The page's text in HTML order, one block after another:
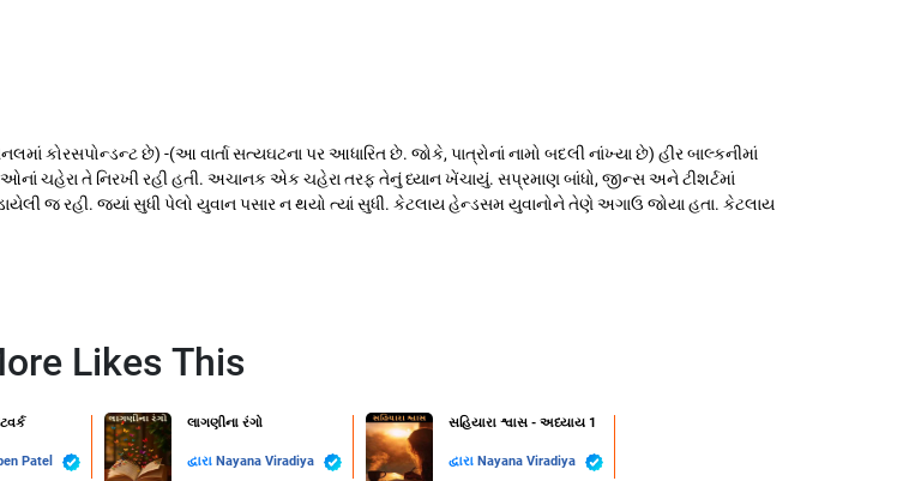
કોરસપોન્ડન્ટ છે) -(આ વાર્તા સત્યઘટના પર આધારિત છે. જોકે, પાત્રોનાં નામો બદલી નાંખ્યા છે) હીર બાલ્કનીમાં
ચહેરા તે નિરખી રહી હતી. અચાનક એક ચહેરા તરફ તેનું ધ્યાન ખેંચાયું. સપ્રમાણ બાંધો, જીન્સ અને ટીશર્ટમાં
જ રહી. જ્યાં સુધી પેલો યુવાન પસાર ન થયો ત્યાં સુધી. કેટલાય હેન્ડસમ યુવાનોને તેણે અગાઉ જોયા હતા. કેટલાય
Likes This
Patel
લાગણીના રંગો
દ્વારા Nayana Viradiya
સહિયારા શ્વાસ - અધ્યાય 1
દ્વારા Nayana Viradiya